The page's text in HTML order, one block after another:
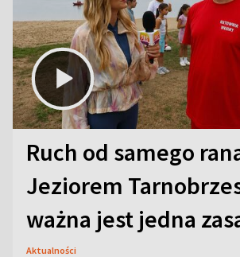
Ruch od samego
Jeziorem
ważna jest jedna
Aktualności